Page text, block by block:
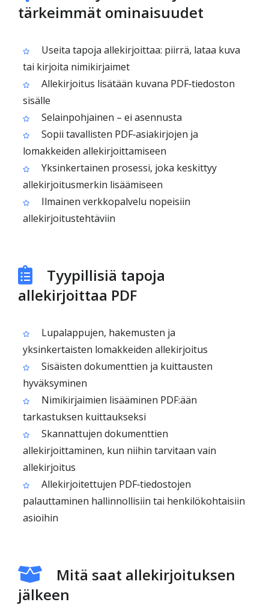
tärkeimmät ominaisuudet
Useita tapoja allekirjoittaa: piirrä, lataa kuva
tai kirjoita nimikirjaimet
Allekirjoitus lisätään kuvana PDF‑tiedoston
sisälle
Selainpohjainen – ei asennusta
Sopii tavallisten PDF‑asiakirjojen ja
lomakkeiden allekirjoittamiseen
Yksinkertainen prosessi, joka keskittyy
allekirjoitusmerkin lisäämiseen
Ilmainen verkkopalvelu nopeisiin
allekirjoitustehtäviin
Tyypillisiä tapoja
allekirjoittaa PDF
Lupalappujen, hakemusten ja
yksinkertaisten lomakkeiden allekirjoitus
Sisäisten dokumenttien ja kuittausten
hyväksyminen
Nimikirjaimien lisääminen PDF:ään
tarkastuksen kuittaukseksi
Skannattujen dokumenttien
allekirjoittaminen, kun niihin tarvitaan vain
allekirjoitus
Allekirjoitettujen PDF‑tiedostojen
palauttaminen hallinnollisiin tai henkilökohtaisiin
asioihin
Mitä saat allekirjoituksen
jälkeen